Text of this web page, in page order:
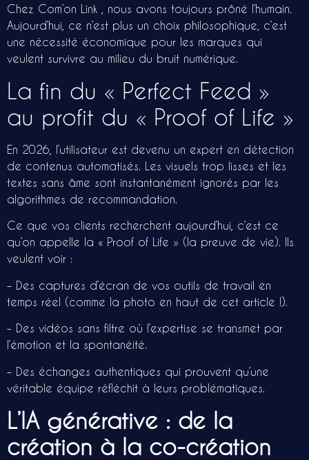
Chez Com’on Link , nous avons toujours prôné l’humain.
Aujourd’hui, ce n’est plus un choix philosophique, c’est
une nécessité économique pour les marques qui
veulent survivre au milieu du bruit numérique.
La fin du « Perfect Feed »
au profit du « Proof of Life »
En 2026, l’utilisateur est devenu un expert en détection
de contenus automatisés. Les visuels trop lisses et les
textes sans âme sont instantanément ignorés par les
algorithmes de recommandation.
Ce que vos clients recherchent aujourd’hui, c’est ce
qu’on appelle la « Proof of Life » (la preuve de vie). Ils
veulent voir :
– Des captures d’écran de vos outils de travail en
temps réel (comme la photo en haut de cet article !).
– Des vidéos sans filtre où l’expertise se transmet par
l’émotion et la spontanéité.
– Des échanges authentiques qui prouvent qu’une
véritable équipe réfléchit à leurs problématiques.
L’IA générative : de la
création à la co-création